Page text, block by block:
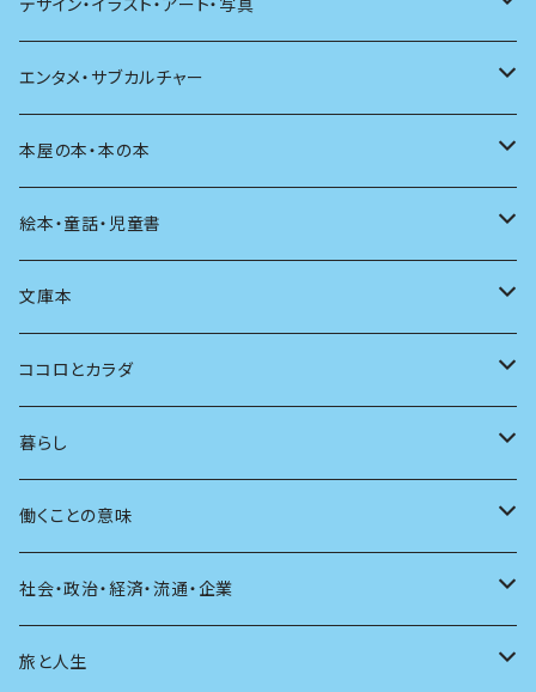
評論
文章術
その他
評論
言葉
言語
批評
アンソロジー
自伝・伝記
その他
食べる
料理
発酵・麹
住う
その他
デザイン
イラスト
アート
写真
その他
インテリア
ファッション
建築
スポーツ
エンタメ・サブカルチャー
映画
音楽
マンガ
テレビ
ラジオ
マガジン
その他
アニメ
本屋の本・本の本
本屋さんの本
本の本
読書
絵本・童話・児童書
小さいお子さん向け
自分で読めるようになったら
大人も楽しい絵本
海外絵本
童話
その他
文庫本
男性作家
女性作家
その他
ココロとカラダ
フェミニズム
カウンセリング
人間関係
健康
暮らし
料理
育児
日常生活
働くことの意味
仕事のヒント
社会・政治・経済・流通・企業
過去
旅と人生